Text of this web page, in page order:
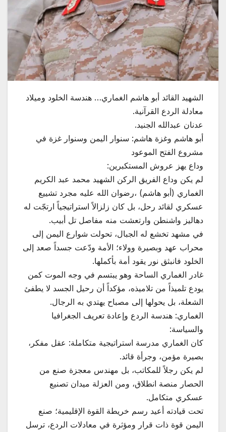
الشهيد القائد أبو هاشم الغماري… هندسة الخلود وميلاد
معادلة الردع القرآنية.
عدنان عبدالله الجنيد.
أبو هاشم وغزة هاشم: سنوار اليمن وسنوار غزة في
مشروع الفتح الموعود
وداع يهز عروش المستكبرين:
لم يكن وداع الفريق الركن الشهيد محمد عبد الكريم
الغماري (أبو هاشم) ،رضوان الله عليه مجرد تشييع
عسكري لقائد رحل، بل كان زلزالاً استراتيجياً ارتجّت له
دهاليز واشنطن وارتعشت منه مفاصل تل أبيب.
في مشهد تخشع له الجبال، تحولت شوارع اليمن إلى
محراب عهد وبصيرة وولاء؛ الأمة ودّعت جسداً صعد إلى
الخلود فانبثق نور يقود أمة بأكملها.
غادر الغماري الساحة وهو يبتسم في وجه الموت كمن
يودع تلميذاً من تلاميذه، مؤكداً أن رحيل الجسد لا يطفئ
الشعلة، بل يحولها إلى مصباح يهتدي به الرجال.
الغماري: هندسة الردع وإعادة تعريف الجغرافيا
والسياسة:
كان الغماري مدرسة استراتيجية متكاملة: عقل مفكر،
بصيرة مؤمن، وجرأة قائد.
لم يكن رجلاً للمكاتب، بل مهندس معجزة صنع من
الحصار منصة انطلاق، ومن العزلة ميدان تصنيع
عسكري متكامل.
تحت قيادته أعيد رسم خريطة القوة الإقليمية؛ صنع
اليمن قوة ذات قرار ومؤثرة في معادلات الردع، ترسل